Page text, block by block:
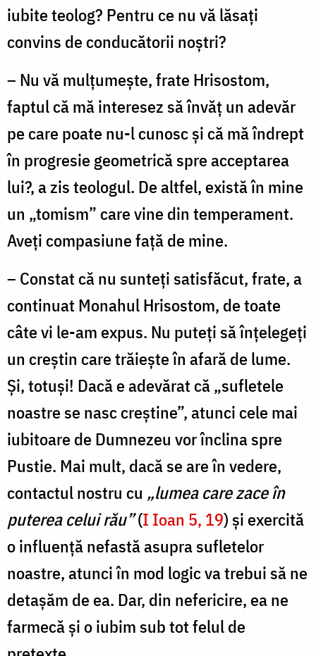
iubite teolog? Pentru ce nu vă lăsați
convins de conducătorii noștri?
– Nu vă mulțumește, frate Hrisostom,
faptul că mă interesez să învăț un adevăr
pe care poate nu-l cunosc și că mă îndrept
în progresie geometrică spre acceptarea
lui?, a zis teologul. De altfel, există în mine
un „tomism” care vine din temperament.
Aveți compasiune față de mine.
– Constat că nu sunteți satisfăcut, frate, a
continuat Monahul Hrisostom, de toate
câte vi le-am expus. Nu puteți să înțelegeți
un creștin care trăiește în afară de lume.
Și, totuși! Dacă e adevărat că „sufletele
noastre se nasc creștine”, atunci cele mai
iubitoare de Dumnezeu vor înclina spre
Pustie. Mai mult, dacă se are în vedere,
contactul nostru cu „lumea care zace în
puterea celui rău”(I Ioan 5, 19) și exercită
o influență nefastă asupra sufletelor
noastre, atunci în mod logic va trebui să ne
detașăm de ea. Dar, din nefericire, ea ne
farmecă și o iubim sub tot felul de